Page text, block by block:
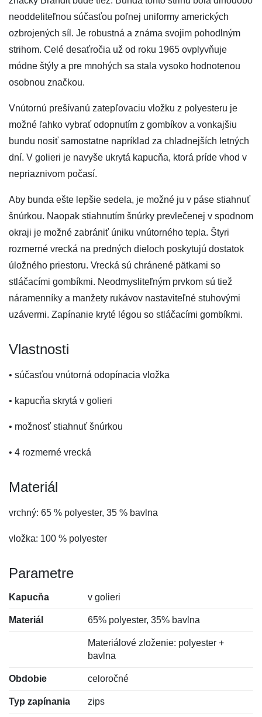
neoddeliteľnou súčasťou poľnej uniformy amerických
ozbrojených síl. Je robustná a známa svojim pohodlným
strihom. Celé desaťročia už od roku 1965 ovplyvňuje
módne štýly a pre mnohých sa stala vysoko hodnotenou
osobnou značkou.
Vnútornú prešívanú zatepľovaciu vložku z polyesteru je
možné ľahko vybrať odopnutím z gombíkov a vonkajšiu
bundu nosiť samostatne napríklad za chladnejších letných
dní. V golieri je navyše ukrytá kapucňa, ktorá príde vhod v
nepriaznivom počasí.
Aby bunda ešte lepšie sedela, je možné ju v páse stiahnuť
šnúrkou. Naopak stiahnutím šnúrky prevlečenej v spodnom
okraji je možné zabrániť úniku vnútorného tepla. Štyri
rozmerné vrecká na predných dieloch poskytujú dostatok
úložného priestoru. Vrecká sú chránené pätkami so
stláčacími gombíkmi. Neodmysliteľným prvkom sú tiež
náramenníky a manžety rukávov nastaviteľné stuhovými
uzávermi. Zapínanie kryté légou so stláčacími gombíkmi.
Vlastnosti
• súčasťou vnútorná odopínacia vložka
• kapucňa skrytá v golieri
• možnosť stiahnuť šnúrkou
• 4 rozmerné vrecká
Materiál
vrchný: 65 % polyester, 35 % bavlna
vložka: 100 % polyester
Parametre
Kapucňa v golieri
Materiál 65% polyester, 35% bavlna
Materiálové zloženie: polyester +
bavlna
Obdobie celoročné
Typ zapínania zips